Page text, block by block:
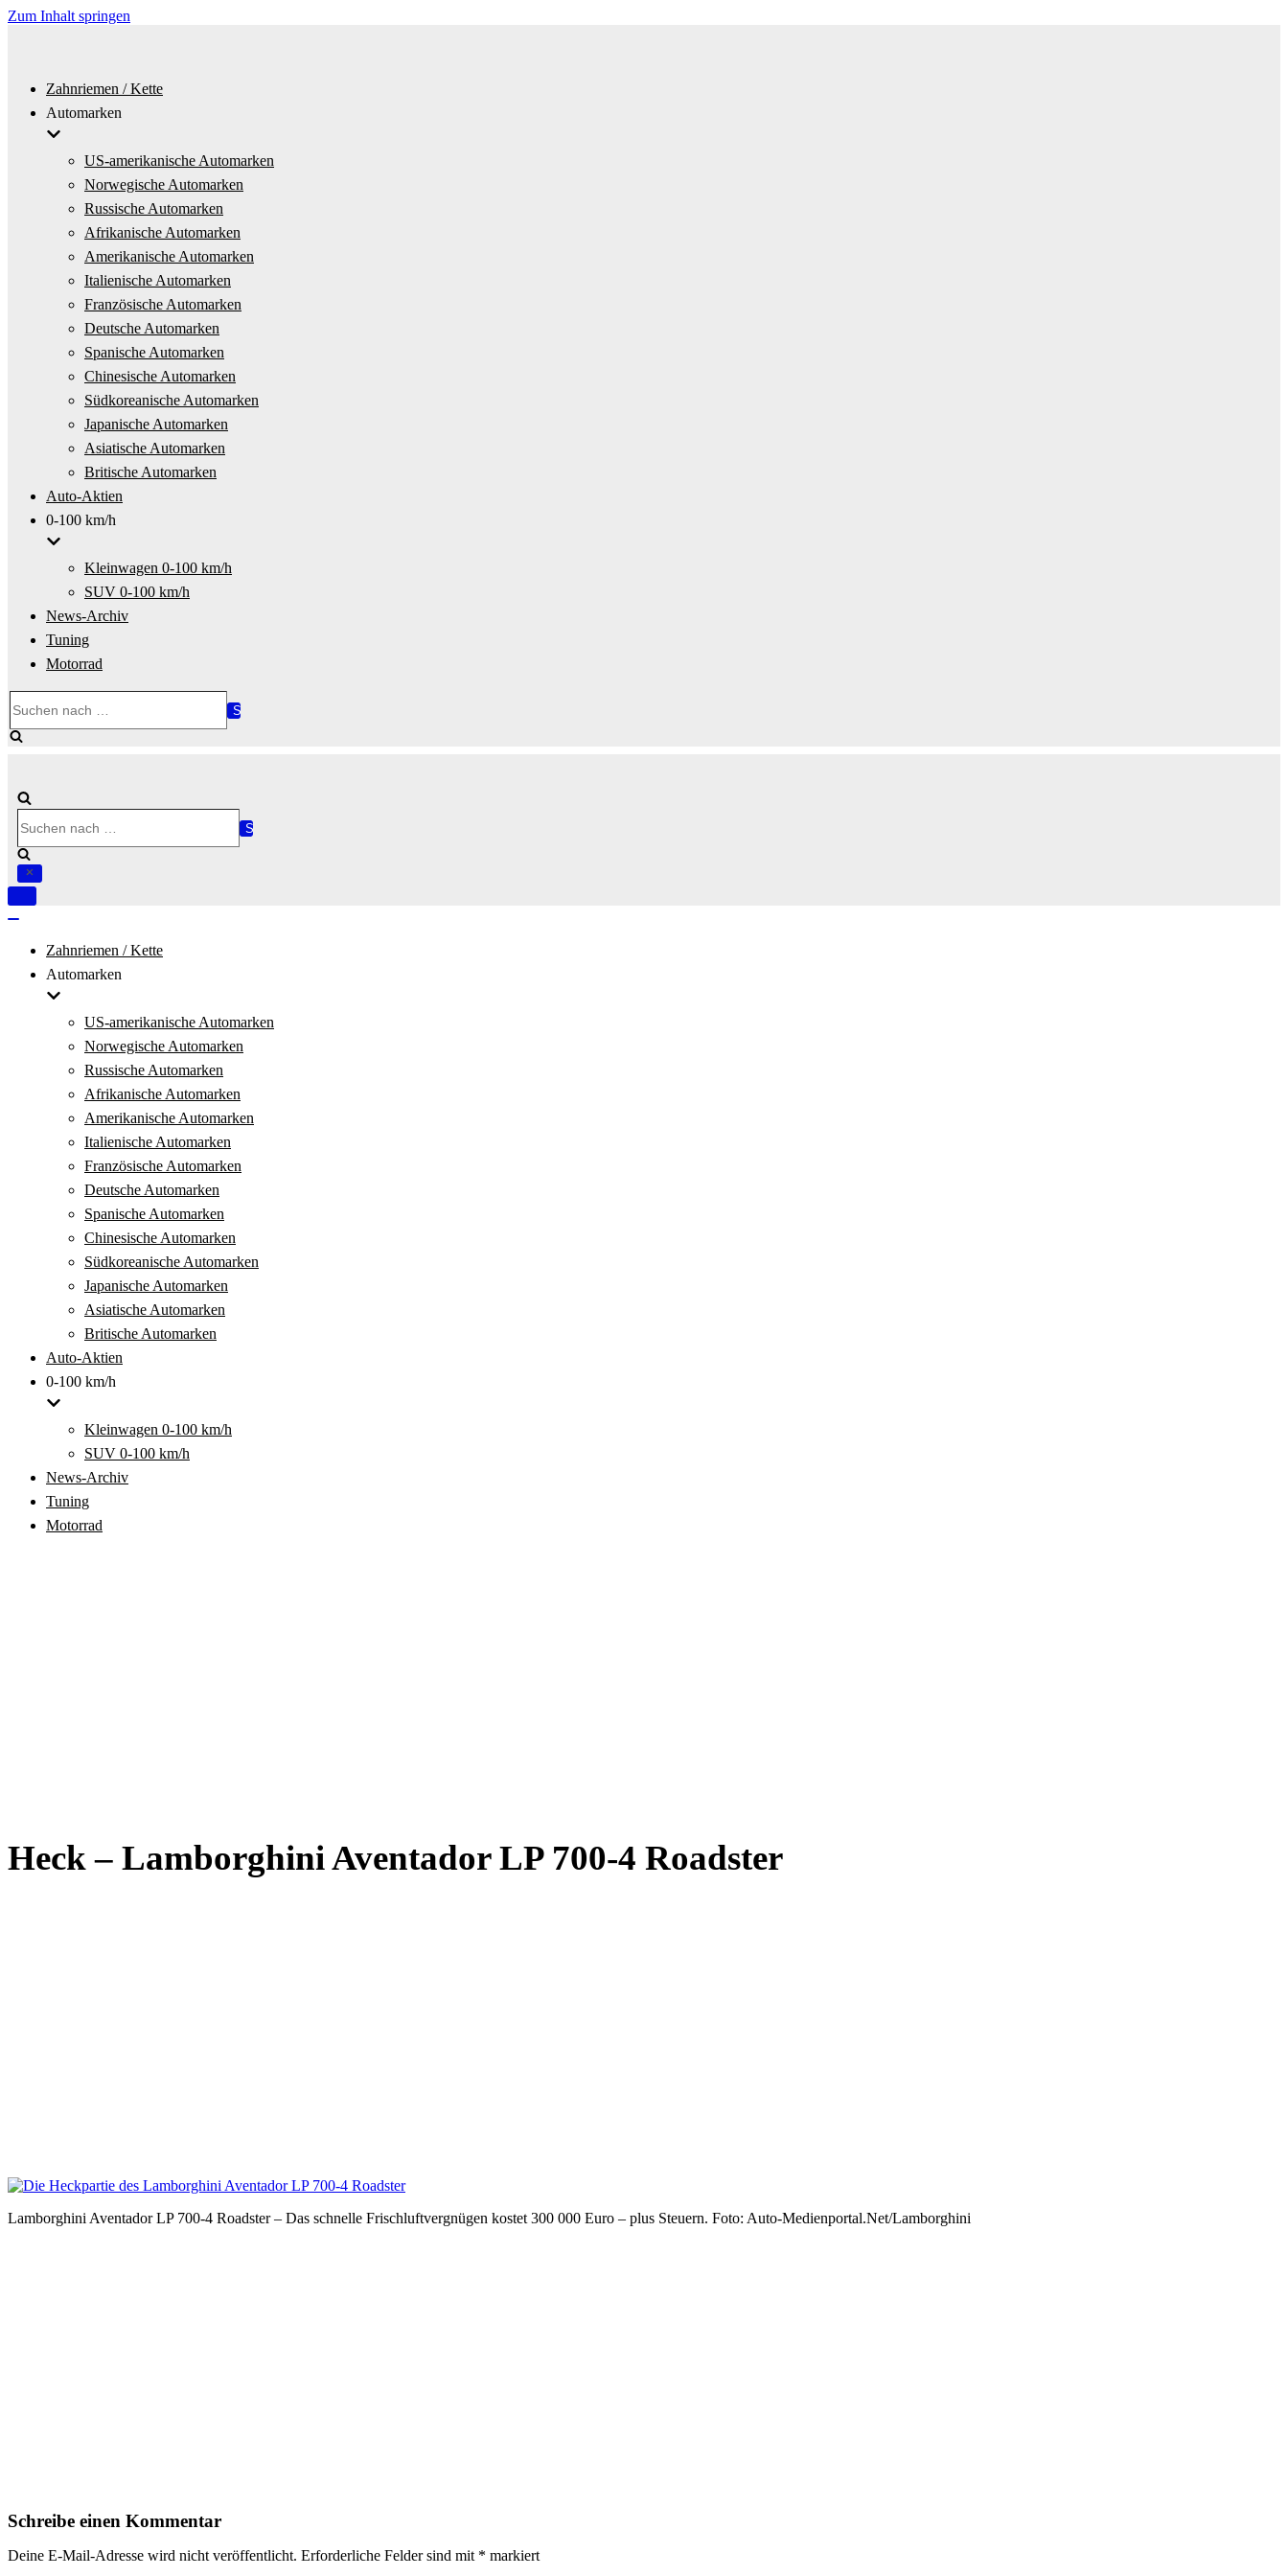
Zum Inhalt springen
Zahnriemen / Kette
Automarken
US-amerikanische Automarken
Norwegische Automarken
Russische Automarken
Afrikanische Automarken
Amerikanische Automarken
Italienische Automarken
Französische Automarken
Deutsche Automarken
Spanische Automarken
Chinesische Automarken
Südkoreanische Automarken
Japanische Automarken
Asiatische Automarken
Britische Automarken
Auto-Aktien
0-100 km/h
Kleinwagen 0-100 km/h
SUV 0-100 km/h
News-Archiv
Tuning
Motorrad
nach …
nach …
Navigation
Zahnriemen / Kette
Automarken
US-amerikanische Automarken
Norwegische Automarken
Russische Automarken
Afrikanische Automarken
Amerikanische Automarken
Italienische Automarken
Französische Automarken
Deutsche Automarken
Spanische Automarken
Chinesische Automarken
Südkoreanische Automarken
Japanische Automarken
Asiatische Automarken
Britische Automarken
Auto-Aktien
0-100 km/h
Kleinwagen 0-100 km/h
SUV 0-100 km/h
News-Archiv
Tuning
Motorrad
Heck – Lamborghini Aventador LP 700-4 Roadster
Lamborghini Aventador LP 700-4 Roadster – Das schnelle Frischluftvergnügen kostet 300 000 Euro – plus Steuern. Foto: Auto-Medienportal.Net/Lamborghini
Schreibe einen Kommentar
Deine E-Mail-Adresse wird nicht veröffentlicht. Erforderliche Felder sind mit * markiert